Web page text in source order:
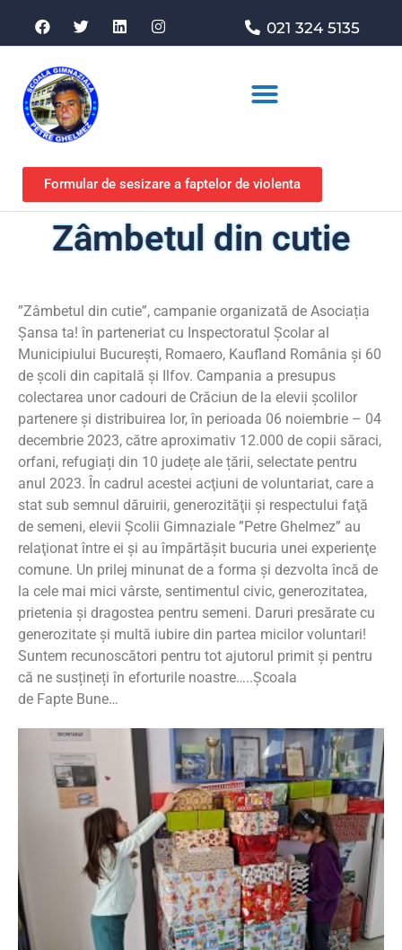
021 324 5135
Formular de sesizare a faptelor de violenta
Zâmbetul din cutie
”Zâmbetul din cutie”, campanie organizată de Asociația
Șansa ta! în parteneriat cu Inspectoratul Școlar al
Municipiului București, Romaero, Kaufland România și 60
de școli din capitală și Ilfov. Campania a presupus
colectarea unor cadouri de Crăciun de la elevii școlilor
partenere și distribuirea lor, în perioada 06 noiembrie – 04
decembrie 2023, către aproximativ 12.000 de copii săraci,
orfani, refugiați din 10 județe ale țării, selectate pentru
anul 2023. În cadrul acestei acţiuni de voluntariat, care a
stat sub semnul dăruirii, generozităţii şi respectului faţă
de semeni, elevii Școlii Gimnaziale ”Petre Ghelmez” au
relaţionat între ei şi au împărtăşit bucuria unei experienţe
comune. Un prilej minunat de a forma și dezvolta încă de
la cele mai mici vârste, sentimentul civic, generozitatea,
prietenia și dragostea pentru semeni. Daruri presărate cu
generozitate și multă iubire din partea micilor voluntari!
Suntem recunoscători pentru tot ajutorul primit și pentru
că ne susțineți în eforturile noastre…..Școala
de Fapte Bune…